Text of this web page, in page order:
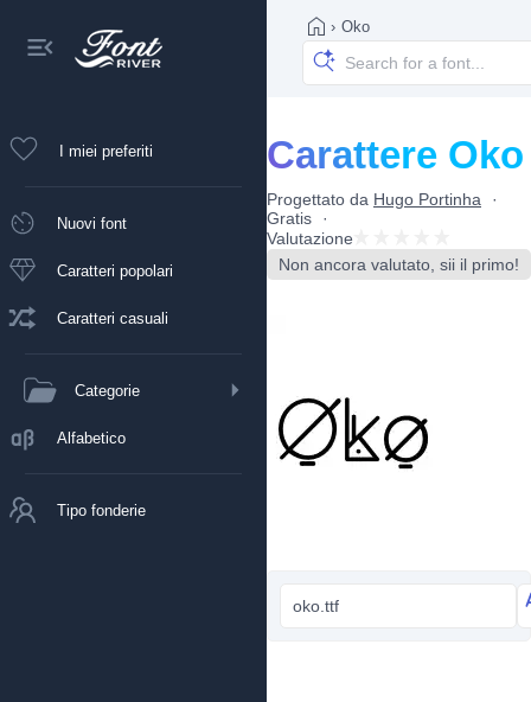
I miei preferiti
Nuovi font
Caratteri popolari
Caratteri casuali
Categorie
Alfabetico
Tipo fonderie
› Oko
Carattere Oko
Progettato da Hugo Portinha
Gratis
Valutazione
Non ancora valutato, sii il primo!
oko.ttf